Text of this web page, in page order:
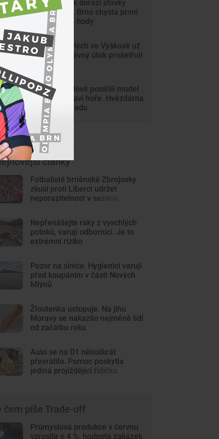
Na Svoboďák dorazí stovky
krojovaných. Brno chystá první
celoměstské hody
Gang nezletilých ve Vyškově už
dořádil. Nedávný útok prošetřují
kriminalisté
Mladí vandalové poničili model
Marsu na Kraví hoře. Hvězdárna
zařídila náhradu
články
Fotbalisté brněnské Zbrojovky
zkusí proti Liberci udržet
neporazitelnost v sezoně
Nepřenášejte raky z vyschlých
potoků, varují odborníci. Je to
extrémní riziko
Pozor na sinice. Hygienici varují
před koupáním v části Nových
Mlýnů
Žloutenka ustupuje. Na jihu
Moravy se nakazilo nejméně lidí
od začátku roku
Auto se na D1 několikrát
převrátilo. Pomoc poskytla
jediná projíždějící řidička
čem píše Trade-off
Průmyslová produkce v červnu
vzrostla o 4 %, hodnota zakázek